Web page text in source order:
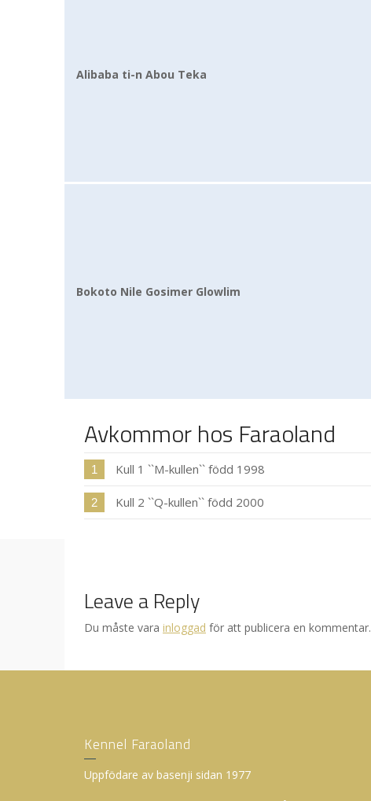
Alibaba ti-n Abou Teka
Bokoto Nile Gosimer Glowlim
Avkommor hos Faraoland
1 Kull 1 ``M-kullen`` född 1998
2 Kull 2 ``Q-kullen`` född 2000
Leave a Reply
Du måste vara inloggad för att publicera en kommentar.
Kennel Faraoland
Uppfödare av basenji sidan 1977